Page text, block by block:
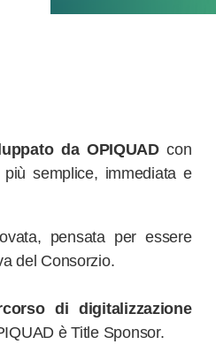
da OPIQUADcon
più semplice, immediata e
pensata per essere
del Consorzio.
di digitalizzazione
è Title Sponsor.